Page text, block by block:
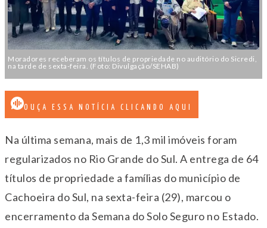
Moradores receberam os títulos de propriedade no auditório do Sicredi,
na tarde de sexta-feira. (Foto: Divulgação/SEHAB)
OUÇA ESSA NOTÍCIA CLICANDO AQUI
Na última semana, mais de 1,3 mil imóveis foram
regularizados no Rio Grande do Sul. A entrega de 64
títulos de propriedade a famílias do município de
Cachoeira do Sul, na sexta-feira (29), marcou o
encerramento da Semana do Solo Seguro no Estado.